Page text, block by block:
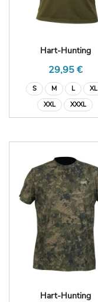
Hart-Hunting
29,95 €
S M L
XL
XXL
XXXL
Hart-Hunting